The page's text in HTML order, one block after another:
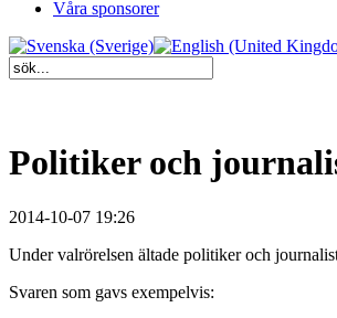
Våra sponsorer
Politiker och
2014-10-07 19:26
Under valrörelsen ältade politiker och
Svaren som gavs exempelvis: